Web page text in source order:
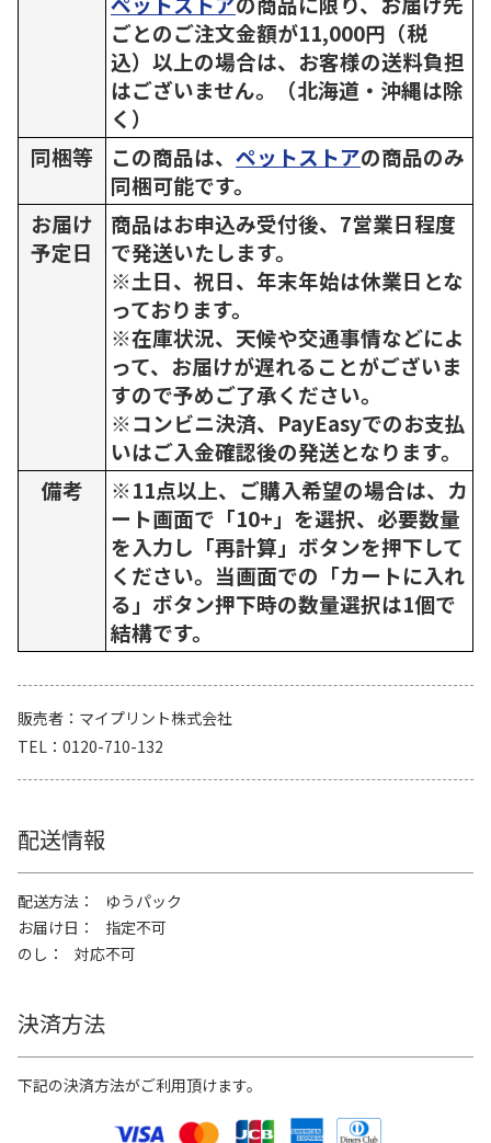
ごとのご注文金額が11,000円（税
込）以上の場合は、お客様の送料負担
はございません。（北海道・沖縄は除
く）
同梱等
この商品は、 ペットストアの商品のみ
同梱可能です。
お届け
予定日
商品はお申込み受付後、7営業日程度
で発送いたします。
※土日、祝日、年末年始は休業日とな
っております。
※在庫状況、天候や交通事情などによ
って、お届けが遅れることがございま
すので予めご了承ください。
※コンビニ決済、PayEasyでのお支払
いはご入金確認後の発送となります。
備考
※11点以上、ご購入希望の場合は、カ
ート画面で「10+」を選択、必要数量
を入力し「再計算」ボタンを押下して
ください。当画面での「カートに入れ
る」ボタン押下時の数量選択は1個で
結構です。
販売者
マイプリント株式会社
TEL
0120-710-132
配送情報
配送方法
ゆうパック
お届け日
指定不可
のし
対応不可
決済方法
下記の決済方法がご利用頂けます。